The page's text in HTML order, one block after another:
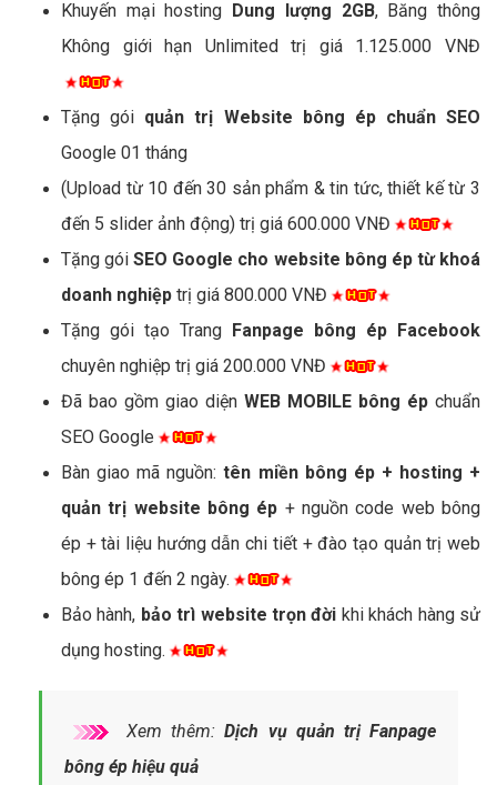
Khuyến mại hosting Dung lượng 2GB, Băng thông
Không giới hạn Unlimited trị giá 1.125.000 VNĐ
Tặng gói quản trị Website bông ép chuẩn SEO
Google 01 tháng
(Upload từ 10 đến 30 sản phẩm & tin tức, thiết kế từ 3
đến 5 slider ảnh động) trị giá 600.000 VNĐ
Tặng góiSEO Google cho website bông ép từ khoá
doanh nghiệp trị giá 800.000 VNĐ
Tặng gói tạo Trang Fanpage bông ép Facebook
chuyên nghiệp trị giá 200.000 VNĐ
Đã bao gồm giao diện WEB MOBILE bông ép chuẩn
SEO Google
Bàn giao mã nguồn:tên miền bông ép + hosting +
quản trị website bông ép + nguồn code web bông
ép + tài liệu hướng dẫn chi tiết + đào tạo quản trị web
bông ép 1 đến 2 ngày.
Bảo hành, bảo trì website trọn đời khi khách hàng sử
dụng hosting.
Xem thêm:Dịch vụ quản trị Fanpage
bông ép hiệu quả